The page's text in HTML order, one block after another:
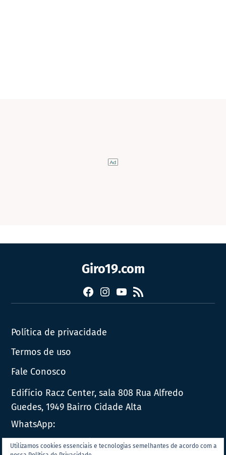
Giro19.com
FacebookInstagram
YouTube
RSS
Política de privacidade
Termos de uso
Fale Conosco
Edifício Racz Center, sala 808 Rua Alfredo
Guedes, 1949 Bairro Cidade Alta
WhatsApp:
E-mail:contato@giro19.com.br
Utilizamos cookies essenciais e tecnologias semelhantes de acordo com a